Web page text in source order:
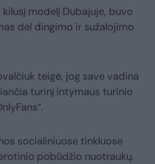
kilusį modelį Dubajuje, buvo
dėl dingimo ir sužalojimo
teigė, jog save vadina
turinį intymaus turinio
socialiniuose tinkluose
pobūdžio nuotraukų.